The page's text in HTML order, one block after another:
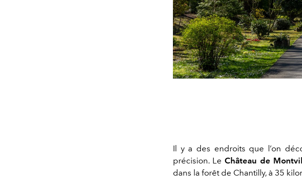
Il y a des endroits que l’on
précision. LeChâteau de
dans la forêt de Chantilly, à 35